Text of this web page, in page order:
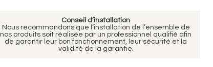
Conseil d’installation
Nous recommandons que l’installation de l’ensemble de
nos produits soit réalisée par un professionnel qualifié afin
de garantir leur bon fonctionnement, leur sécurité et la
validité de la garantie.